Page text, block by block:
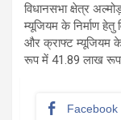
विधानसभा क्षेत्र
म्यूजियम के निर्माण हेतु
और क्राफ्ट म्यूजियम
रूप में 41.89 लाख रूपये
Facebook